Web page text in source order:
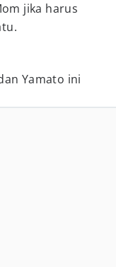
jika harus
Yamato ini